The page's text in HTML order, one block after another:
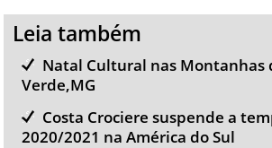
Leia também
Natal Cultural nas Montanhas
Verde,MG
Costa Crociere suspende a
2020/2021 na América do Sul